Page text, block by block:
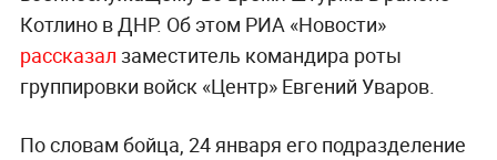
Котлино в ДНР. Об этом РИА «Новости»
рассказал заместитель командира роты
группировки войск «Центр» Евгений Уваров.
По словам бойца, 24 января его подразделение